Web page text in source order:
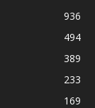
936
494
389
233
169